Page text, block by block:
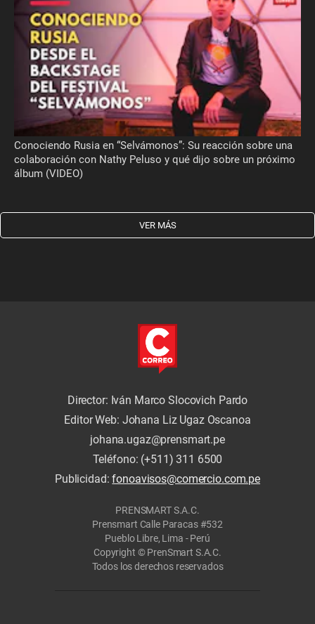
Conociendo Rusia en “Selvámonos”: Su reacción sobre una
colaboración con Nathy Peluso y qué dijo sobre un próximo
álbum (VIDEO)
VER MÁS
Director: Iván Marco Slocovich Pardo
Editor Web: Johana Liz Ugaz Oscanoa
johana.ugaz@prensmart.pe
Teléfono: (+511) 311 6500
Publicidad:fonoavisos@comercio.com.pe
PRENSMART S.A.C.
Prensmart Calle Paracas #532
Pueblo Libre, Lima - Perú
Copyright © PrenSmart S.A.C.
Todos los derechos reservados